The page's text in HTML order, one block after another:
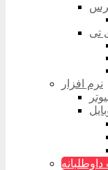
تی
نرم افزار